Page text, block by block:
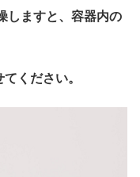
しますと、容器内の
ください。